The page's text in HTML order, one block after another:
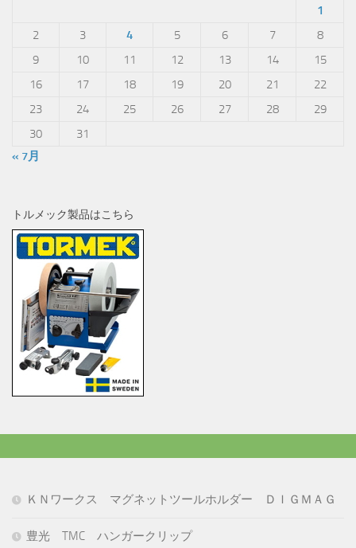
1
2
3 4 5 6 7
8
9
10 11 12 13 14
15
16
17 18 19 20 21
22
23
24 25 26 27 28
29
30
31
« 7月
トルメック製品はこちら
ＫＮワークス マグネットツールホルダー ＤＩＧＭＡＧ
豊光 TMC ハンガークリップ